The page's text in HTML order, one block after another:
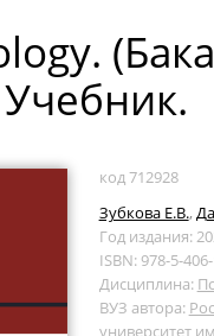
код 712928
Зубкова Е.В.,
Год издания:
ISBN: 978-5-
Дисциплина:
ВУЗ автора:
университет